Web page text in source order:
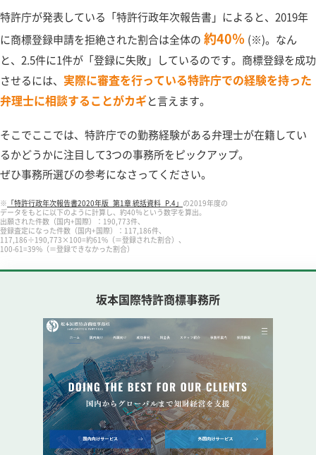
特許庁が発表している「特許行政年次報告書」によると、2019年
に商標登録申請を拒絶された割合は全体の 約40％ (※)。なん
と、2.5件に1件が「登録に失敗」しているのです。商標登録を成功
させるには、 実際に審査を行っている特許庁での経験を持った
弁理士に相談することがカギと言えます。
そこでここでは、特許庁での勤務経験がある弁理士が在籍してい
るかどうかに注目して3つの事務所をピックアップ。
ぜひ事務所選びの参考になさってください。
※ 「特許行政年次報告書2020年版_第1章 統括資料_P.4」 の2019年度の
データをもとに以下のように計算し、約40％という数字を算出。
出願された件数（国内+国際）：190,773件、
登録査定になった件数（国内+国際）：117,186件、
117,186÷190,773×100=約61%（＝登録された割合）、
100-61=39%（＝登録できなかった割合）
坂本国際特許商標事務所